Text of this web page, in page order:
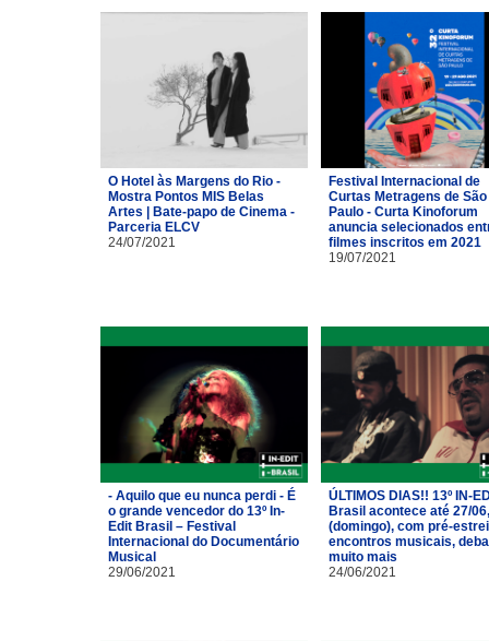
O Hotel às Margens do Rio -
Mostra Pontos MIS Belas
Artes | Bate-papo de Cinema -
Parceria ELCV
24/07/2021
Festival Internacional de
Curtas Metragens de São
Paulo - Curta Kinoforum
anuncia selecionados
filmes inscritos em 2021
19/07/2021
- Aquilo que eu nunca perdi - É
o grande vencedor do 13º In-
Edit Brasil – Festival
Internacional do Documentário
Musical
29/06/2021
ÚLTIMOS DIAS!! 13º IN-
Brasil acontece até 27/06,
(domingo), com pré-
encontros musicais,
muito mais
24/06/2021